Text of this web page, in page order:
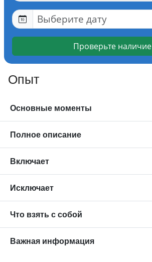
Проверьте наличие
Опыт
Основные моменты
Полное описание
Включает
Исключает
Что взять с собой
Важная информация